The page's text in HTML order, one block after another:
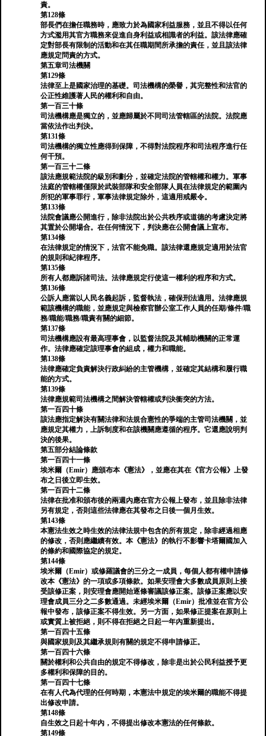
責。
第128條
部長們在擔任職務時，應致力於為國家利益服務，並且不得以任何
方式濫用其官方職務來促進自身利益或相識者的利益。該法律應確
定對部長有限制的活動和在其任職期間所承擔的責任，並且該法律
應規定問責的方式。
第五章司法機關
第129條
法律至上是國家治理的基礎。司法機構的榮譽，其完整性和法官的
公正性維護著人民的權利和自由。
第一百三十條
司法機構應是獨立的，並應歸屬於不同司法管轄區的法院。法院應
當依法作出判決。
第131條
司法機構的獨立性應得到保障，不得對法院程序和司法程序進行任
何干預。
第一百三十二條
該法應規範法院的級別和劃分，並確定法院的管轄權和權力。軍事
法庭的管轄權僅限於武裝部隊和安全部隊人員在法律規定的範圍內
所犯的軍事罪行，軍事法律規定除外，這適用戒嚴令。
第133條
法院會議應公開進行，除非法院出於公共秩序或道德的考慮決定將
其置於公開場合。在任何情況下，判決應在公開會議上宣布。
第134條
在法律規定的情況下，法官不能免職。該法律還應規定適用於法官
的規則和紀律程序。
第135條
所有人都應訴諸司法。法律應規定行使這一權利的程序和方式。
第136條
公訴人應當以人民名義起訴，監督執法，確保刑法適用。法律應規
範該機構的職能，並應規定與檢察官辦公室工作人員的任期/條件/職
務/職能/職務/職責有關的細節。
第137條
司法機構應設有最高理事會，以監督法院及其輔助機關的正常運
作。法律應確定該理事會的組成，權力和職能。
第138條
法律應確定負責解決行政糾紛的主管機構，並確定其結構和履行職
能的方式。
第139條
法律應規範司法機構之間解決管轄權或判決衝突的方法。
第一百四十條
該法應指定解決有關法律和法規合憲性的爭端的主管司法機關，並
應規定其權力，上訴制度和在該機關應遵循的程序。它還應說明判
決的後果。
第五部分結論條款
第一百四十一條
埃米爾（Emir）應頒布本《憲法》，並應在其在《官方公報》上發
布之日後立即生效。
第一百四十二條
法律在批准和頒布後的兩週內應在官方公報上發布，並且除非法律
另有規定，否則這些法律應在其發布之日後一個月生效。
第143條
本憲法生效之時生效的法律法規中包含的所有規定，除非經過相應
的修改，否則應繼續有效。本《憲法》的執行不影響卡塔爾國加入
的條約和國際協定的規定。
第144條
埃米爾（Emir）或修羅議會的三分之一成員，每個人都有權申請修
改本《憲法》的一項或多項條款。如果安理會大多數成員原則上接
受該修正案，則安理會應開始逐條審議該修正案。該修正案應以安
理會成員三分之二多數通過。未經埃米爾（Emir）批准並在官方公
報中發布，該修正案不得生效。另一方面，如果修正提案在原則上
或實質上被拒絕，則不得在拒絕之日起一年內重新提出。
第一百四十五條
與國家規則及其繼承規則有關的規定不得申請修正。
第一百四十六條
關於權利和公共自由的規定不得修改，除非是出於公民利益授予更
多權利和保障的目的。
第一百四十七條
在有人代為代理的任何時期，本憲法中規定的埃米爾的職能不得提
出修改申請。
第148條
自生效之日起十年內，不得提出修改本憲法的任何條款。
第149條